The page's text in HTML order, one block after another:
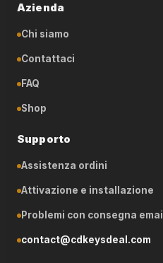
Azienda
Chi siamo
Contattaci
FAQ
Shop
Supporto
Assistenza ordini
Attivazione e installazione
Problemi con consegna email
contact@cdkeysdeal.com